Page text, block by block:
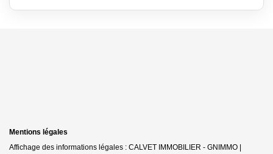
Mentions légales
Affichage des informations légales : CALVET IMMOBILIER - GNIMMO |